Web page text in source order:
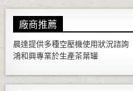
廠商推薦
晨達提供多種空壓機使用狀況諮詢
鴻和興專業於生產茶葉罐